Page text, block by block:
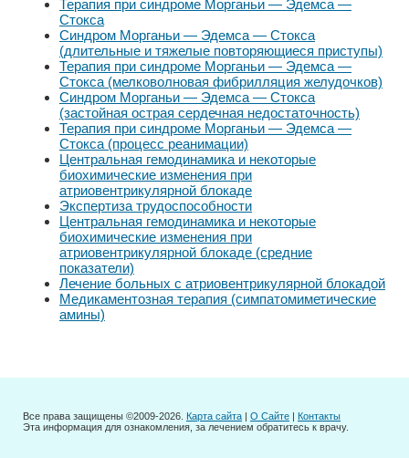
Терапия при синдроме Морганьи — Эдемса —
Стокса
Синдром Морганьи — Эдемса — Стокса
(длительные и тяжелые повторяющиеся приступы)
Терапия при синдроме Морганьи — Эдемса —
Стокса (мелковолновая фибрилляция желудочков)
Синдром Морганьи — Эдемса — Стокса
(застойная острая сердечная недостаточность)
Терапия при синдроме Морганьи — Эдемса —
Стокса (процесс реанимации)
Центральная гемодинамика и некоторые
биохимические изменения при
атриовентрикулярной блокаде
Экспертиза трудоспособности
Центральная гемодинамика и некоторые
биохимические изменения при
атриовентрикулярной блокаде (средние
показатели)
Лечение больных с атриовентрикулярной блокадой
Медикаментозная терапия (симпатомиметические
амины)
Все права защищены ©2009-2026. Карта сайта | О Сайте | Контакты
Эта информация для ознакомления, за лечением обратитесь к врачу.